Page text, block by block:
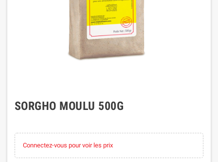
SORGHO MOULU 500G
Connectez-vous pour voir les prix